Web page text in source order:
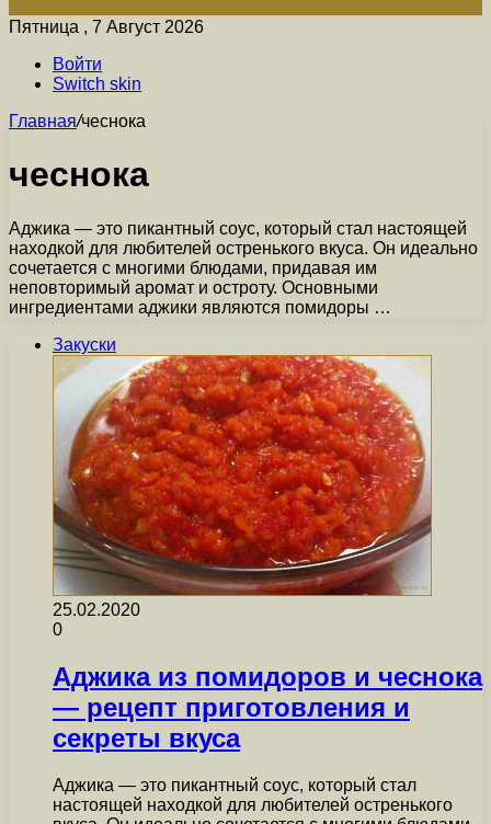
Пятница , 7 Август 2026
Войти
Switch skin
Главная/чеснока
чеснока
Аджика — это пикантный соус, который стал настоящей
находкой для любителей остренького вкуса. Он идеально
сочетается с многими блюдами, придавая им
неповторимый аромат и остроту. Основными
ингредиентами аджики являются помидоры …
Закуски
25.02.2020
0
Аджика из помидоров и чеснока
— рецепт приготовления и
секреты вкуса
Аджика — это пикантный соус, который стал
настоящей находкой для любителей остренького